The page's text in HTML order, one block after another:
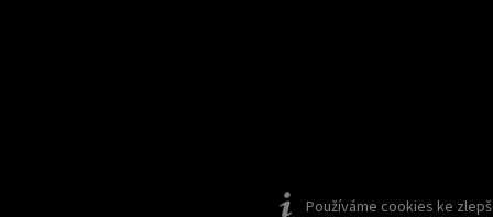
Používáme cookies ke